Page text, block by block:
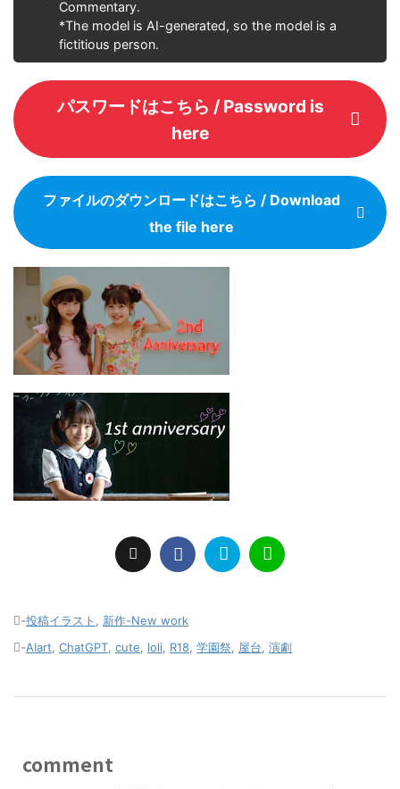
Commentary.
*The model is AI-generated, so the model is a
fictitious person.
パスワードはこちら / Password is
here
ファイルのダウンロードはこちら / Download
the file here
-投稿イラスト , 新作-New work
-AIart, ChatGPT, cute, loli, R18, 学園祭, 屋台, 演劇
comment